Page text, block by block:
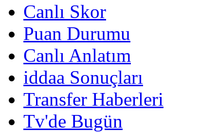
Canlı Skor
Puan Durumu
Canlı Anlatım
iddaa Sonuçları
Transfer Haberleri
Tv'de Bugün